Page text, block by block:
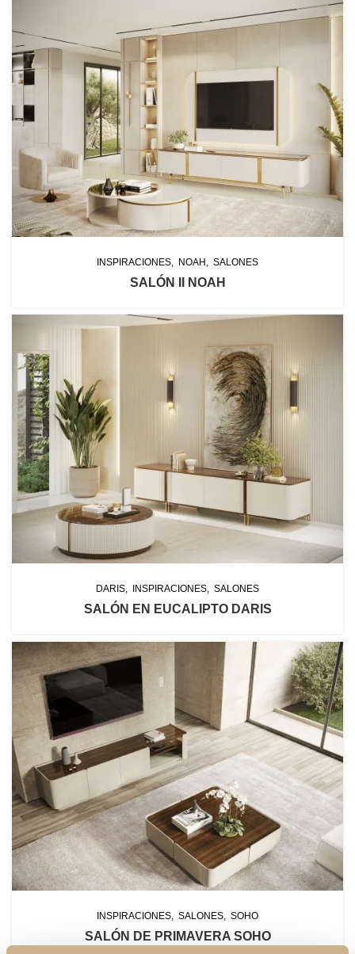
INSPIRACIONES NOAH SALONES
SALÓN II NOAH
DARIS INSPIRACIONES SALONES
SALÓN EN EUCALIPTO DARIS
INSPIRACIONES SALONES SOHO
SALÓN DE PRIMAVERA SOHO